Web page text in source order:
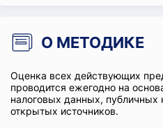
О МЕТОДИКЕ
Оценка всех действующих
проводится ежегодно на
налоговых данных, публичных
открытых источников.